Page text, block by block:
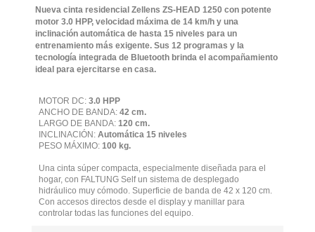
Nueva cinta residencial Zellens ZS-HEAD 1250 con potente
motor 3.0 HPP, velocidad máxima de 14 km/h y una
inclinación automática de hasta 15 niveles para un
entrenamiento más exigente. Sus 12 programas y la
tecnología integrada de Bluetooth brinda el acompañamiento
ideal para ejercitarse en casa.
MOTOR DC: 3.0 HPP
ANCHO DE BANDA: 42 cm.
LARGO DE BANDA: 120 cm.
INCLINACIÓN: Automática 15 niveles
PESO MÁXIMO: 100 kg.
Una cinta súper compacta, especialmente diseñada para el
hogar, con FALTUNG Self un sistema de desplegado
hidráulico muy cómodo. Superficie de banda de 42 x 120 cm.
Con accesos directos desde el display y manillar para
controlar todas las funciones del equipo.